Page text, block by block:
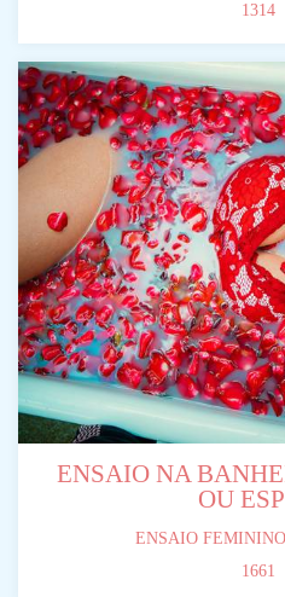
1314
ENSAIO NA
OU
ENSAIO
1661